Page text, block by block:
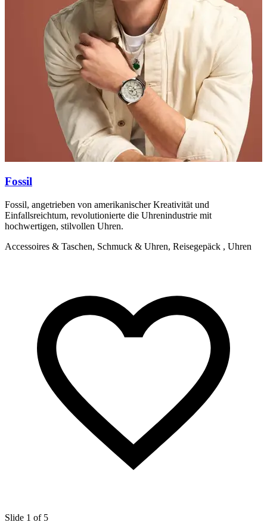
Fossil
Fossil, angetrieben von amerikanischer Kreativität und
Einfallsreichtum, revolutionierte die Uhrenindustrie mit
hochwertigen, stilvollen Uhren.
Accessoires & Taschen, Schmuck & Uhren, Reisegepäck , Uhren
Slide 1 of 5